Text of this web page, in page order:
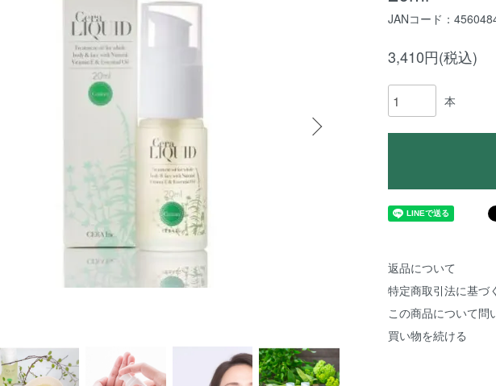
JANコード：
3,410円(税込)
本
返品について
特定商取引法に基づ
この商品について問
買い物を続ける